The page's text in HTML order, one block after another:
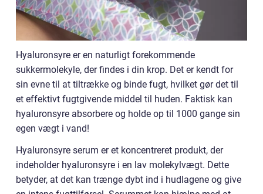
Hyaluronsyre er en naturligt forekommende
sukkermolekyle, der findes i din krop. Det er kendt for
sin evne til at tiltrække og binde fugt, hvilket gør det til
et effektivt fugtgivende middel til huden. Faktisk kan
hyaluronsyre absorbere og holde op til 1000 gange sin
egen vægt i vand!
Hyaluronsyre serum er et koncentreret produkt, der
indeholder hyaluronsyre i en lav molekylvægt. Dette
betyder, at det kan trænge dybt ind i hudlagene og give